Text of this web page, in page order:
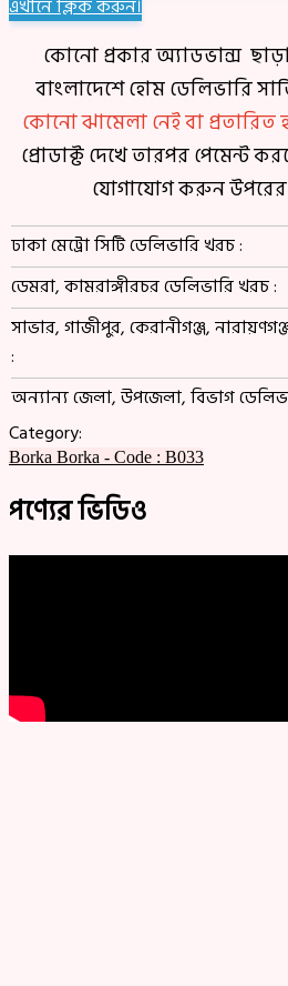
এখানে ক্লিক করুন।
কোনো প্রকার অ্যাডভান্স
বাংলাদেশে হোম ডেলিভারি
কোনো ঝামেলা নেই বা
প্রোডাক্ট দেখে তারপর পেমেন্ট
যোগাযোগ করুন উপরের
ঢাকা মেট্রো সিটি ডেলিভারি খরচ :
ডেমরা, কামরাঙ্গীরচর ডেলিভারি খরচ :
সাভার, গাজীপুর, কেরানীগঞ্জ,
:
অন্যান্য জেলা, উপজেলা, বিভাগ
Category:
Borka Borka - Code : B033
পণ্যের ভিডিও